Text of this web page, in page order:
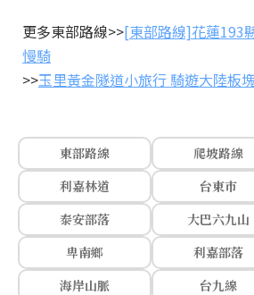
更多東部路線>>[東部路線]花蓮193
慢騎
>>玉里黃金隧道小旅行 騎遊大陸板
東部路線
爬坡路線
利嘉林道
台東市
泰安部落
大巴六九山
卑南鄉
利嘉部落
海岸山脈
台九線